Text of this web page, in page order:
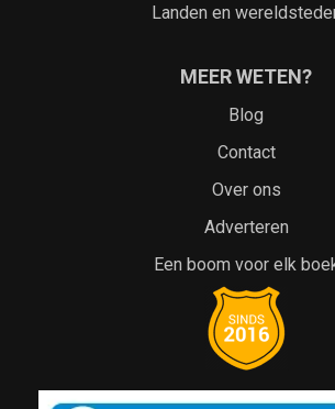
Landen en
MEER WETEN?
Blog
Contact
Over ons
Adverteren
Een boom voor elk